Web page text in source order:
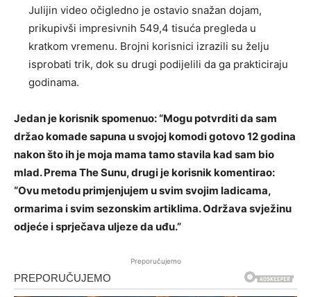
Julijin video očigledno je ostavio snažan dojam,
prikupivši impresivnih 549,4 tisuća pregleda u
kratkom vremenu. Brojni korisnici izrazili su želju
isprobati trik, dok su drugi podijelili da ga prakticiraju
godinama.
Jedan je korisnik spomenuo: “Mogu potvrditi da sam
držao komade sapuna u svojoj komodi gotovo 12 godina
nakon što ih je moja mama tamo stavila kad sam bio
mlad. Prema The Sunu, drugi je korisnik komentirao:
“Ovu metodu primjenjujem u svim svojim ladicama,
ormarima i svim sezonskim artiklima. Održava svježinu
odjeće i sprječava uljeze da uđu.”
Preporučujemo